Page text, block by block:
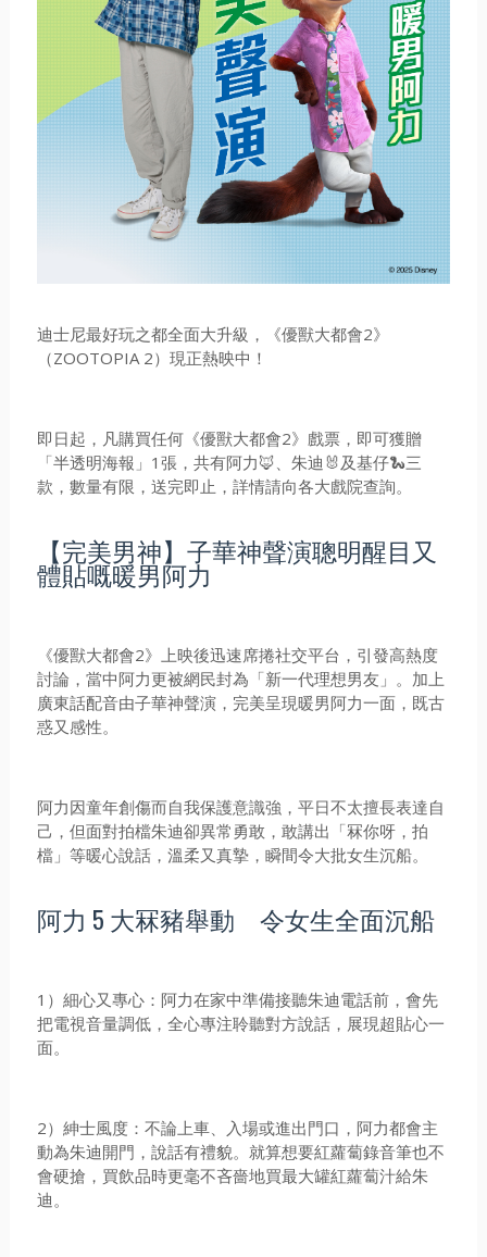
迪士尼最好玩之都全面大升級，《優獸大都會2》
（ZOOTOPIA 2）現正熱映中！
即日起，凡購買任何《優獸大都會2》戲票，即可獲贈
「半透明海報」1張，共有阿力🦊、朱迪🐰及基仔🐍三
款，數量有限，送完即止，詳情請向各大戲院查詢。
【完美男神】子華神聲演聰明醒目又
體貼嘅暖男阿力
《優獸大都會2》上映後迅速席捲社交平台，引發高熱度
討論，當中阿力更被網民封為「新一代理想男友」。加上
廣東話配音由子華神聲演，完美呈現暖男阿力一面，既古
惑又感性。
阿力因童年創傷而自我保護意識強，平日不太擅長表達自
己，但面對拍檔朱迪卻異常勇敢，敢講出「冧你呀，拍
檔」等暖心說話，溫柔又真摯，瞬間令大批女生沉船。
阿力 5 大冧豬舉動 令女生全面沉船
1）細心又專心：阿力在家中準備接聽朱迪電話前，會先
把電視音量調低，全心專注聆聽對方說話，展現超貼心一
面。
2）紳士風度：不論上車、入場或進出門口，阿力都會主
動為朱迪開門，說話有禮貌。就算想要紅蘿蔔錄音筆也不
會硬搶，買飲品時更毫不吝嗇地買最大罐紅蘿蔔汁給朱
迪。